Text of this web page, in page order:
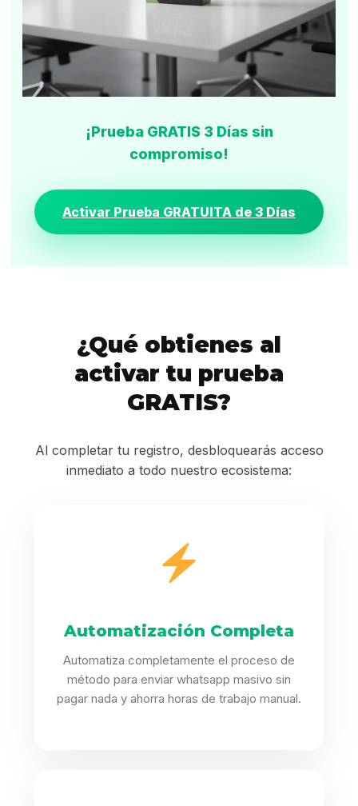
¡Prueba GRATIS 3 Días sin
compromiso!
Activar Prueba GRATUITA de 3 Días
¿Qué obtienes al
activar tu prueba
GRATIS?
Al completar tu registro, desbloquearás acceso
inmediato a todo nuestro ecosistema:
Automatización Completa
Automatiza completamente el proceso de
método para enviar whatsapp masivo sin
pagar nada y ahorra horas de trabajo manual.